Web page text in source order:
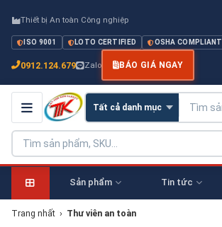
Thiết bị An toàn Công nghiệp
ISO 9001 LOTO CERTIFIED OSHA COMPLIANT
0912.124.679 Zalo BÁO GIÁ NGAY
Sản phẩm Tin tức
Trang nhất › Thư viên an toàn